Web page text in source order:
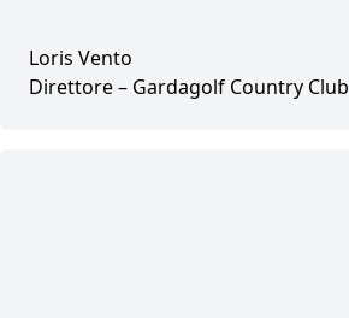
Loris Vento
Direttore– Gardagolf Country Club